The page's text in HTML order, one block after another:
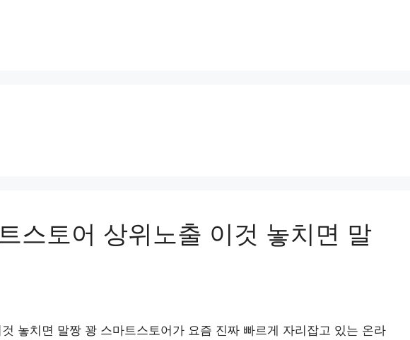
스토어 상위노출 이것 놓치면 말
놓치면 말짱 꽝 스마트스토어가 요즘 진짜 빠르게 자리잡고 있는 온라